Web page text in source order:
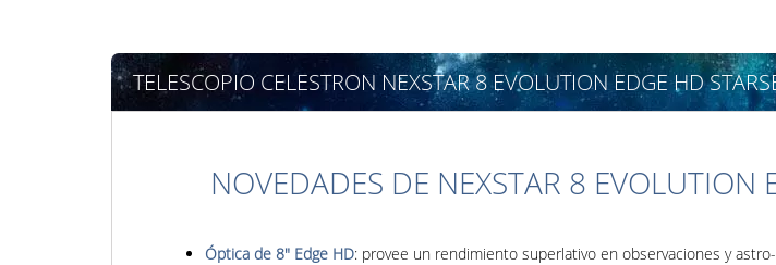
TELESCOPIO CELESTRON NEXSTAR 8 EVOLUTION EDGE HD
NOVEDADES DE NEXSTAR 8 EVOLUTION
Óptica de 8" Edge HD: provee un rendimiento superlativo en observaciones y